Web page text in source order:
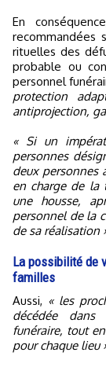
En
recommandées
rituelles des
probable ou
personnel
protection
antiprojection,
« Si un
personnes
deux personnes
en charge de la
une housse,
personnel de la
de sa réalisation
La possibilité de
familles
Aussi, « les
décédée
funéraire, tout
pour chaque lieu